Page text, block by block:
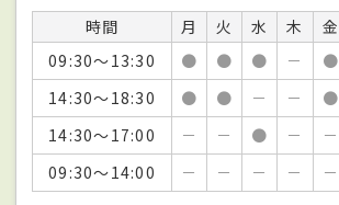
時間 月 火 水 木 金
09:30～13:30
● ● ● － ●
14:30～18:30
● ● － － ●
14:30～17:00
－ － ● － －
09:30～14:00
－ － － － －